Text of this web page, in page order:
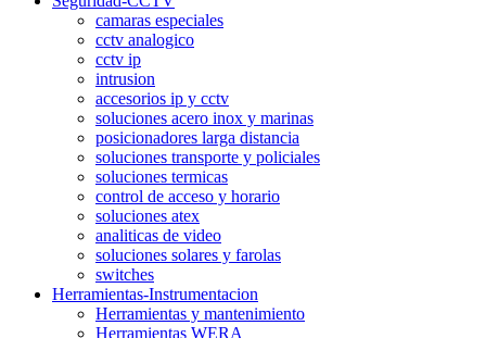
camaras especiales
cctv analogico
cctv ip
intrusion
accesorios ip y cctv
soluciones acero inox y marinas
posicionadores larga distancia
soluciones transporte y policiales
soluciones termicas
control de acceso y horario
soluciones atex
analiticas de video
soluciones solares y farolas
switches
Herramientas-Instrumentacion
Herramientas y mantenimiento
Herramientas WERA